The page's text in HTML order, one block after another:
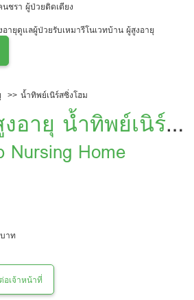
อายุดูแลผู้ป่วยรับเหมารีโนเวทบ้าน ผู้สูงอายุ
น้ำทิพย์เนิร์สซิ่งโฮม
อายุ น้ำทิพย์เนิร์ส
Nursing Home
บาท
อเจ้าหน้าที่